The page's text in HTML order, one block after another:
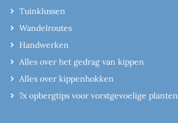
Tuinklussen
Wandelroutes
Handwerken
Alles over het gedrag van kippen
Alles over kippenhokken
7x opbergtips voor vorstgevoelige planten